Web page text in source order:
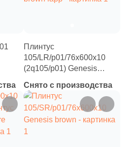
Плинтус
105/LR/p01/76x600x10
(2q105/p01) Genesis
Снято с производства